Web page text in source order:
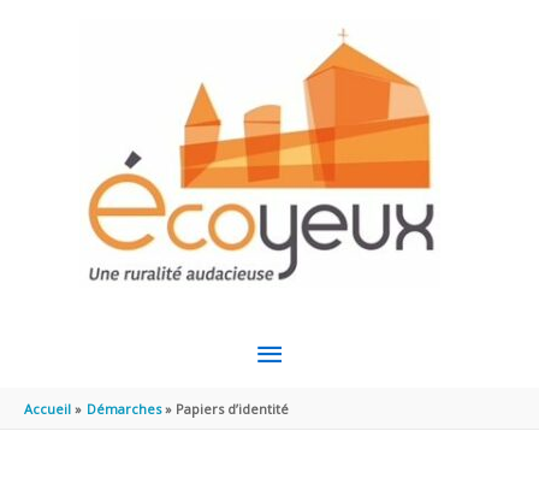
MENU
PRINCIPAL
Accueil Démarches Papiers d’identité